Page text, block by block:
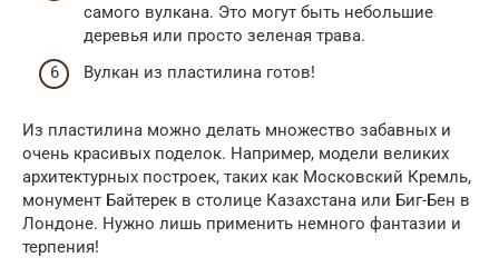
самого вулкана. Это могут быть небольшие
деревья или просто зеленая трава.
Вулкан из пластилина готов!
Из пластилина можно делать множество забавных и
очень красивых поделок. Например, модели великих
архитектурных построек, таких как Московский Кремль,
монумент Байтерек в столице Казахстана или Биг-Бен в
Лондоне. Нужно лишь применить немного фантазии и
терпения!